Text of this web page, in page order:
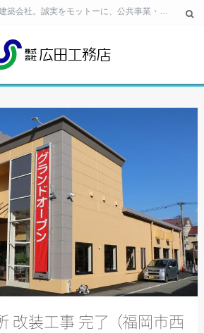
広田工務店は福岡の建築会社。誠実をモットーに、公共事業・民間ビル・住宅の建築 工事から、生活空間の提案・土地活用のご相談まで、幅広いニーズに対応しています。
事業所・工場・テナント
お客様相談室
会社情報
採用情報
改装工事 完了 （福岡市西